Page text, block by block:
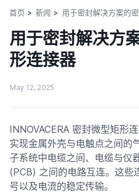
首页 新闻 用于密封解决方案的
用于密封解决方
形连接器
May 12, 2025
INNOVACERA 密封微型矩形
实现金属外壳与电触点之间的
子系统中电缆之间、电缆与仪
(PCB) 之间的电路互连。这些
号以及电流的稳定传输。